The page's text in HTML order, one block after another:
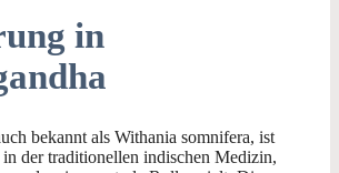
in
bekannt als Withania somnifera, ist
der traditionellen indischen Medizin,